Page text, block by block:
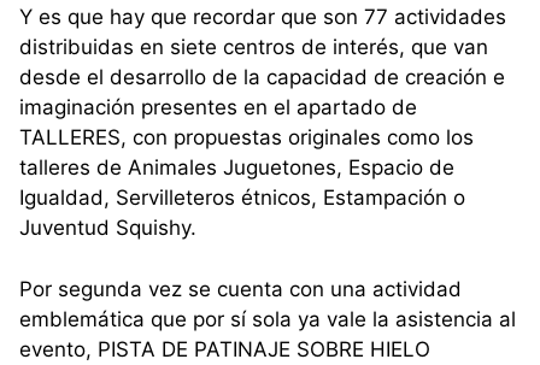
Y es que hay que recordar que son 77 actividades
distribuidas en siete centros de interés, que van
desde el desarrollo de la capacidad de creación e
imaginación presentes en el apartado de
TALLERES, con propuestas originales como los
talleres de Animales Juguetones, Espacio de
Igualdad, Servilleteros étnicos, Estampación o
Juventud Squishy.
Por segunda vez se cuenta con una actividad
emblemática que por sí sola ya vale la asistencia al
evento, PISTA DE PATINAJE SOBRE HIELO